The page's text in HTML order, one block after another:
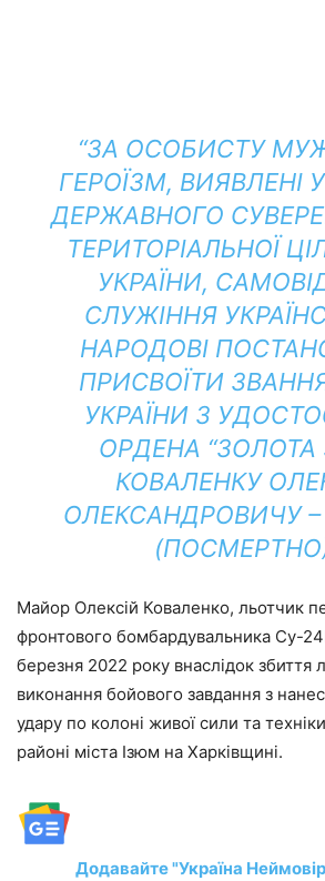
“ЗА ОСОБИСТУ
ГЕРОЇЗМ, ВИЯВЛЕНІ
ДЕРЖАВНОГО
ТЕРИТОРІАЛЬНОЇ
УКРАЇНИ,
СЛУЖІННЯ
НАРОДОВІ
ПРИСВОЇТИ
УКРАЇНИ З
ОРДЕНА “ЗОЛОТА
КОВАЛЕНКУ
ОЛЕКСАНДРОВИЧУ
Майор Олексій Коваленко, льотчик
фронтового бомбардувальника Су-
березня 2022 року внаслідок збиття
виконання бойового завдання з
удару по колоні живої сили та
районі міста Ізюм на Харківщині.
Додавайте "Україна